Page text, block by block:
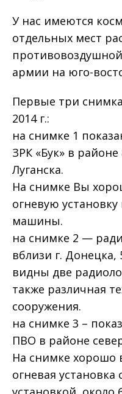
У нас имеются
отдельных мест
армии на юго-
Первые три
2014 г.:
на снимке 1
ЗРК «Бук» в
Луганска.
На снимке Вы
огневую
машины.
на снимке 2 —
вблизи г.
видны две
также различная
сооружения.
на снимке 3 –
ПВО в районе
На снимке хорошо
огневая